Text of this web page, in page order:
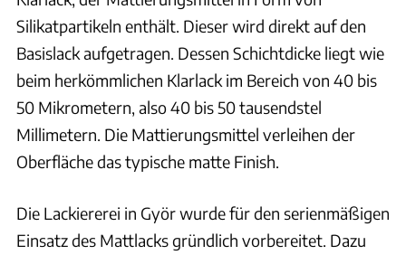
Silikatpartikeln enthält. Dieser wird direkt auf den
Basislack aufgetragen. Dessen Schichtdicke liegt wie
beim herkömmlichen Klarlack im Bereich von 40 bis
50 Mikrometern, also 40 bis 50 tausendstel
Millimetern. Die Mattierungsmittel verleihen der
Oberfläche das typische matte Finish.
Die Lackiererei in Györ wurde für den serienmäßigen
Einsatz des Mattlacks gründlich vorbereitet. Dazu